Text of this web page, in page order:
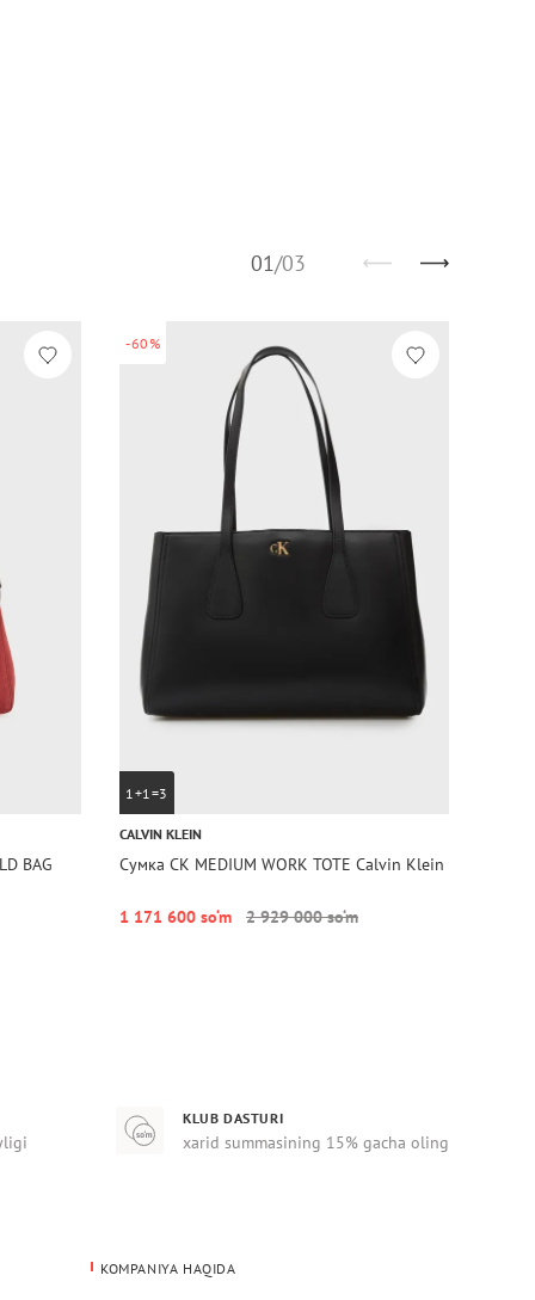
01/03
BAG
-60%
1+1=3
CALVIN KLEIN
Сумка CK MEDIUM WORK TOTE Calvin Klein
1 171 600 so‘m 2 929 000 so‘m
KLUB DASTURI
xarid summasining 15% gacha oling
KOMPANIYA HAQIDA